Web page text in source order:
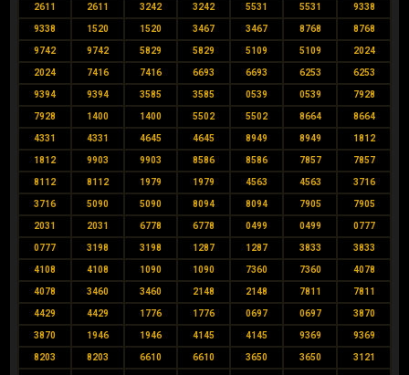
2611 2611 3242 3242 5531 5531 9338
9338 1520 1520 3467 3467 8768 8768
9742 9742 5829 5829 5109 5109 2024
2024 7416 7416 6693 6693 6253 6253
9394 9394 3585 3585 0539 0539 7928
7928 1400 1400 5502 5502 8664 8664
4331 4331 4645 4645 8949 8949 1812
1812 9903 9903 8586 8586 7857 7857
8112 8112 1979 1979 4563 4563 3716
3716 5090 5090 8094 8094 7905 7905
2031 2031 6778 6778 0499 0499 0777
0777 3198 3198 1287 1287 3833 3833
4108 4108 1090 1090 7360 7360 4078
4078 3460 3460 2148 2148 7811 7811
4429 4429 1776 1776 0697 0697 3870
3870 1946 1946 4145 4145 9369 9369
8203 8203 6610 6610 3650 3650 3121